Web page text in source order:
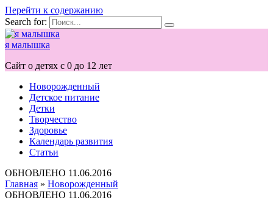
Перейти к содержанию
Search for:
я малышка
Сайт о детях с 0 до 12 лет
Новорожденный
Детское питание
Детки
Творчество
Здоровье
Календарь развития
Статьи
ОБНОВЛЕНО 11.06.2016
Главная » Новорожденный
ОБНОВЛЕНО 11.06.2016